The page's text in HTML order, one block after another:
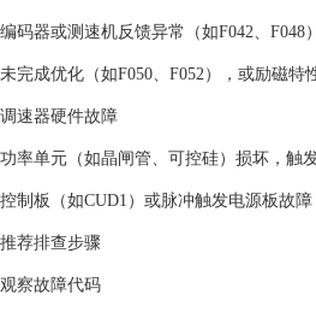
编码器或测速机反馈异常（如F042、F048
未完成优化（如F050、F052），或励磁特
‌调速器硬件故障‌
功率单元（如晶闸管、可控硅）损坏，触
控制板（如CUD1）或脉冲触发电源板故障 ‌
‌推荐排查步骤‌
‌观察故障代码‌